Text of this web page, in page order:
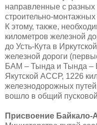
направленные с
строительно-
К этому, также,
километров железной
до Усть-Кута в
железной дороги
БАМ – Тында и Тында –
Якутской АССР, 1226
железнодорожных
вошло в общий
Присвоение Байкало-